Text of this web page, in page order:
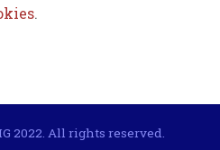
.
2022. All rights reserved.